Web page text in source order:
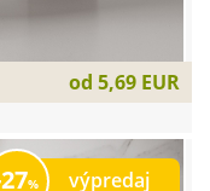
od 5,69 EUR
výpredaj
27